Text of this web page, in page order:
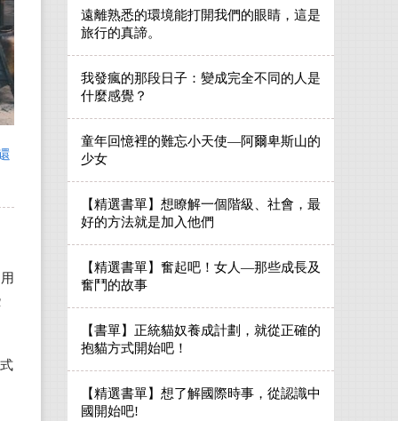
遠離熟悉的環境能打開我們的眼睛，這是
旅行的真諦。
我發瘋的那段日子：變成完全不同的人是
什麼感覺？
童年回憶裡的難忘小天使—阿爾卑斯山的
少女
【精選書單】想瞭解一個階級、社會，最
好的方法就是加入他們
【精選書單】奮起吧！女人—那些成長及
奮鬥的故事
【書單】正統貓奴養成計劃，就從正確的
抱貓方式開始吧！
【精選書單】想了解國際時事，從認識中
國開始吧!